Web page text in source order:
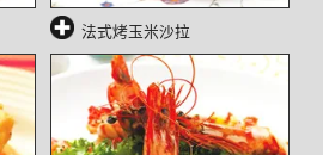
法式烤玉米沙拉